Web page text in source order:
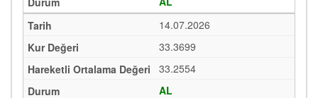
14.07.2026
33.3699
33.2554
AL